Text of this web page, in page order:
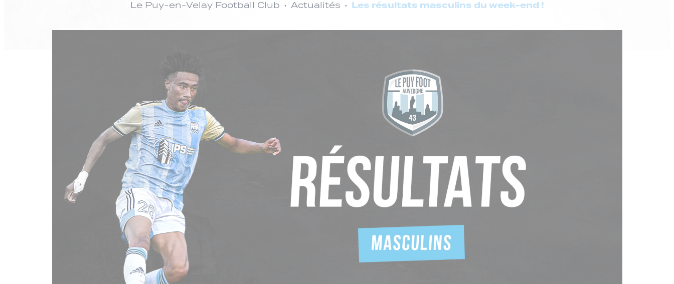
Le Puy-en-Velay Football Club Actualités Les résultats masculins du week-end !